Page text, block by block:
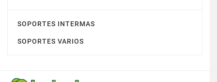
SOPORTES INTERMAS
SOPORTES VARIOS